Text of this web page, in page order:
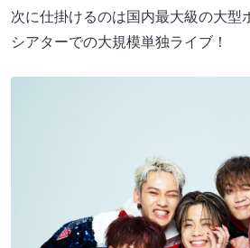
次に仕掛けるのは国内最大級の大型
シアターでの大規模単独ライブ！